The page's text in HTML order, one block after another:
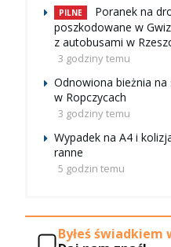
PILNE
Poranek na
poszkodowane w
z autobusami w
3 godziny temu
Odnowiona bieżnia
w Ropczycach
3 godziny temu
Wypadek na A4 i
ranne
5 godzin temu
Byłeś